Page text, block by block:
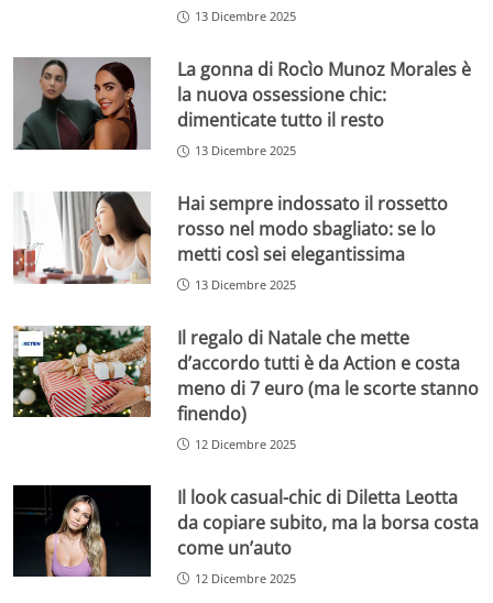
13 Dicembre 2025
La gonna di Rocìo Munoz Morales è
la nuova ossessione chic:
dimenticate tutto il resto
13 Dicembre 2025
Hai sempre indossato il rossetto
rosso nel modo sbagliato: se lo
metti così sei elegantissima
13 Dicembre 2025
Il regalo di Natale che mette
d’accordo tutti è da Action e costa
meno di 7 euro (ma le scorte stanno
finendo)
12 Dicembre 2025
Il look casual-chic di Diletta Leotta
da copiare subito, ma la borsa costa
come un’auto
12 Dicembre 2025